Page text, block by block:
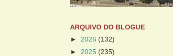
ARQUIVO DO BLOGUE
► 2026 (132)
► 2025 (235)